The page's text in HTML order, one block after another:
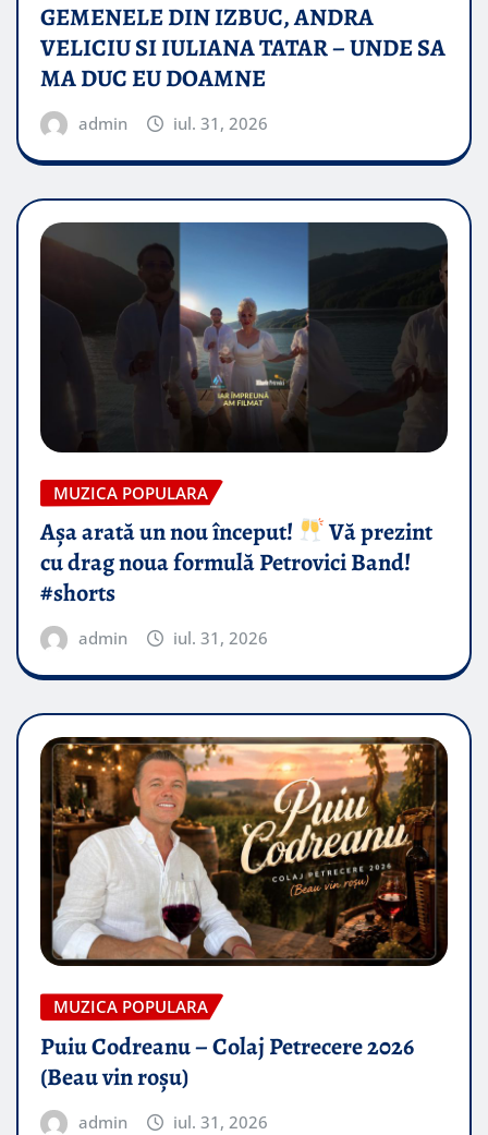
GEMENELE DIN IZBUC, ANDRA
VELICIU SI IULIANA TATAR – UNDE SA
MA DUC EU DOAMNE
admin iul. 31, 2026
MUZICA POPULARA
Așa arată un nou început!
Vă prezint
cu drag noua formulă Petrovici Band!
#shorts
admin iul. 31, 2026
MUZICA POPULARA
Puiu Codreanu – Colaj Petrecere 2026
(Beau vin roșu)
admin iul. 31, 2026